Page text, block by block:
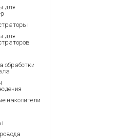
для
для
обработки
накопители